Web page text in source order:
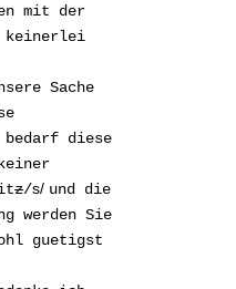
mit der
keinerlei
Sache
diese
z/s/ und die
werden Sie
guetigst